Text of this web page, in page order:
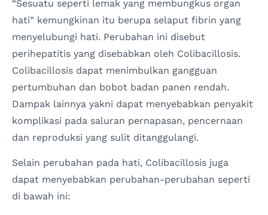
“Sesuatu seperti lemak yang membungkus organ
hati” kemungkinan itu berupa selaput fibrin yang
menyelubungi hati. Perubahan ini disebut
perihepatitis yang disebabkan oleh Colibacillosis.
Colibacillosis dapat menimbulkan gangguan
pertumbuhan dan bobot badan panen rendah.
Dampak lainnya yakni dapat menyebabkan penyakit
komplikasi pada saluran pernapasan, pencernaan
dan reproduksi yang sulit ditanggulangi.
Selain perubahan pada hati, Colibacillosis juga
dapat menyebabkan perubahan-perubahan seperti
di bawah ini: